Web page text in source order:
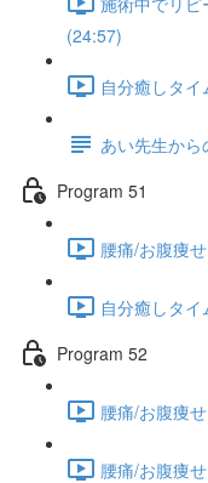
(24:57)
自分癒しタ
あい先生から
Program 51
腰痛/お腹痩
自分癒しタ
Program 52
腰痛/お腹痩
腰痛/お腹痩